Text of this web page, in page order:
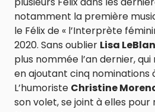
notamment la première
le Félix de « l’Interprète
2020. Sans oublier Lisa
plus nommée l’an dernier,
en ajoutant cinq nominations
L’humoriste Christine
son volet, se joint à elles